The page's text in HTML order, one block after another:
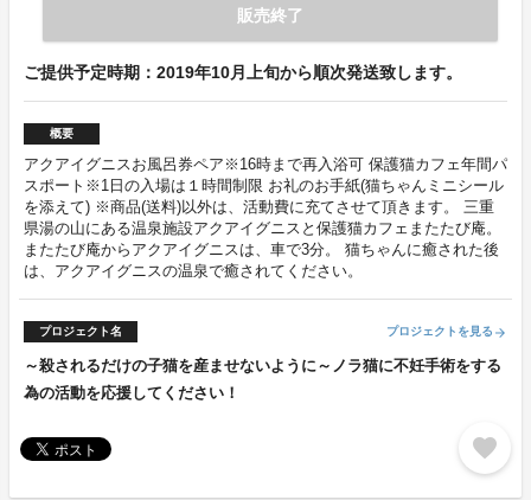
販売終了
ご提供予定時期：2019年10月上旬から順次発送致します。
概要
アクアイグニスお風呂券ペア※16時まで再入浴可 保護猫カフェ年間パ
スポート※1日の入場は１時間制限 お礼のお手紙(猫ちゃんミニシール
を添えて) ※商品(送料)以外は、活動費に充てさせて頂きます。 三重
県湯の山にある温泉施設アクアイグニスと保護猫カフェまたたび庵。
またたび庵からアクアイグニスは、車で3分。 猫ちゃんに癒された後
は、アクアイグニスの温泉で癒されてください。
プロジェクト名 プロジェクトを見る arrow_forward
～殺されるだけの子猫を産ませないように～ノラ猫に不妊手術をする
為の活動を応援してください！
favorite